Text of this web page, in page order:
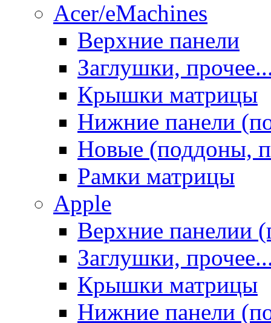
Acer/eMachines
Верхние панели
Заглушки,
Крышки матрицы
Нижние панели
Новые (поддоны,
Рамки матрицы
Apple
Верхние панелии
Заглушки,
Крышки матрицы
Нижние панели